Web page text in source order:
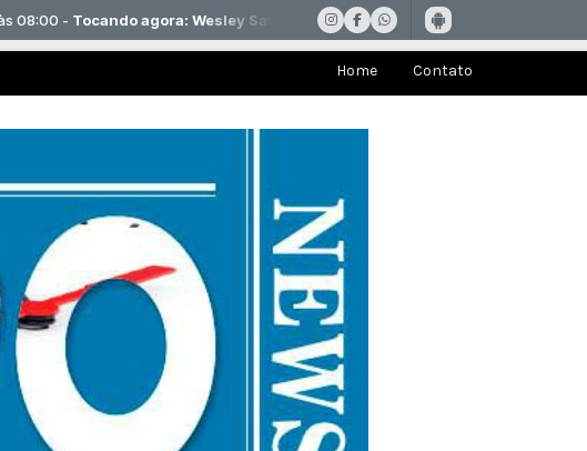
Home Contato